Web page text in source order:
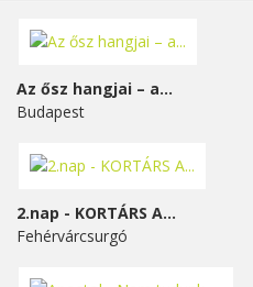
Az ősz hangjai – a...
Budapest
2.nap - KORTÁRS A...
Fehérvárcsurgó